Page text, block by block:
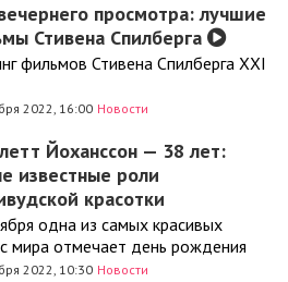
просмотра: лучшие
Стивена Спилберга
фильмов Стивена Спилберга XXI
2022, 16:00 Новости
Йоханссон — 38 лет:
известные роли
красотки
одна из самых красивых
мира отмечает день рождения
2022, 10:30 Новости